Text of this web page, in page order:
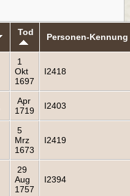
Tod Personen-Kennung
1
Okt
1697
I2418
Apr
1719
I2403
5
Mrz
1673
I2419
29
Aug
1757
I2394